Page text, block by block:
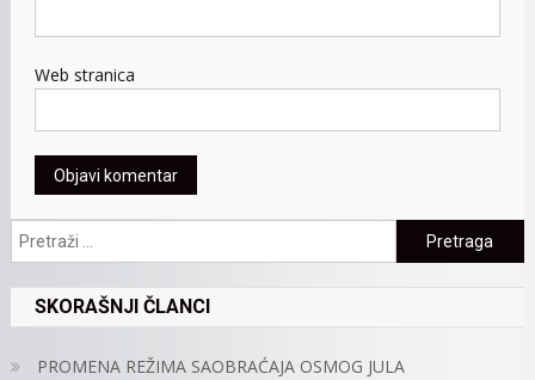
Web stranica
Pretraga:
SKORAŠNJI ČLANCI
PROMENA REŽIMA SAOBRAĆAJA OSMOG JULA